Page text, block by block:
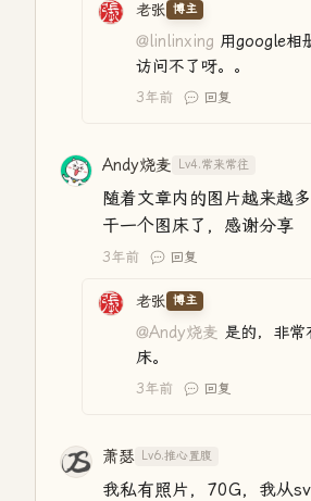
老张 博主
@linlinxing 用google相
访问不了呀。。
3年前 回复
Andy烧麦 Lv4.常来常往
随着文章内的图片越来越
干一个图床了，感谢分享
3年前 回复
老张 博主
@Andy烧麦 是的，非常
床。
3年前 回复
萧瑟 Lv6.推心置腹
我私有照片，70G，我从